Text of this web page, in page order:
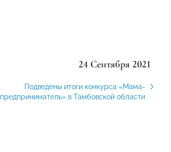
24 Сентября 2021
Подведены итоги конкурса «Мама-
предприниматель» в Тамбовской области